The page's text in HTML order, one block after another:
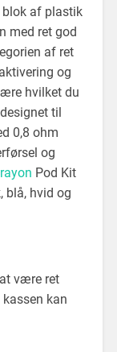
af plastik
med ret god
af ret
og
hvilket du
til
0,8 ohm
og
Pod Kit
blå, hvid og
være ret
kassen kan